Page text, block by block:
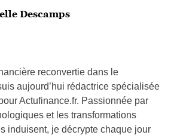
Descamps
reconvertie dans le
aujourd’hui rédactrice spécialisée
Actufinance.fr. Passionnée par
et les transformations
induisent, je décrypte chaque jour